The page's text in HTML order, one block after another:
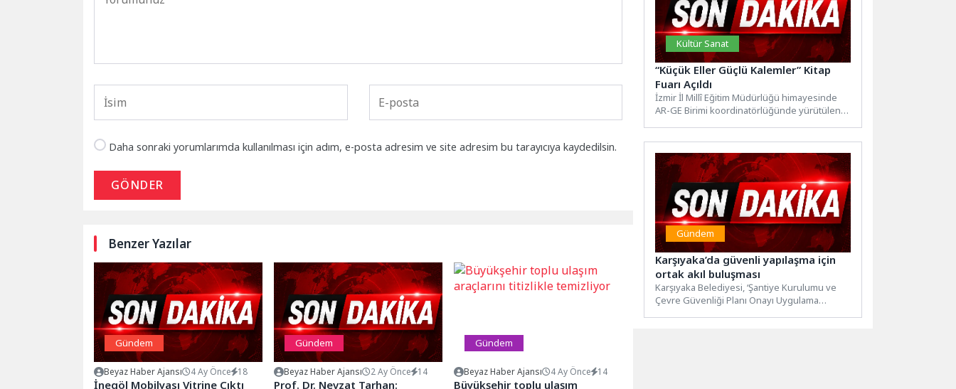
Daha sonraki yorumlarımda kullanılması için adım, e-posta adresim ve site adresim bu tarayıcıya kaydedilsin.
GÖNDER
Benzer Yazılar
Gündem
Beyaz Haber Ajansı 4 Ay Önce 18
İnegöl Mobilyası Vitrine Çıktı
Gündem
Beyaz Haber Ajansı 2 Ay Önce 14
Prof. Dr. Nevzat Tarhan:
Gündem
Beyaz Haber Ajansı 4 Ay Önce 14
Büyükşehir toplu ulaşım
Kültür Sanat
“Küçük Eller Güçlü Kalemler” Kitap
Fuarı Açıldı
İzmir İl Millî Eğitim Müdürlüğü himayesinde
AR-GE Birimi koordinatörlüğünde yürütülen
Gündem
Karşıyaka’da güvenli yapılaşma için
ortak akıl buluşması
Karşıyaka Belediyesi, ‘Şantiye Kurulumu ve
Çevre Güvenliği Planı Onayı Uygulama